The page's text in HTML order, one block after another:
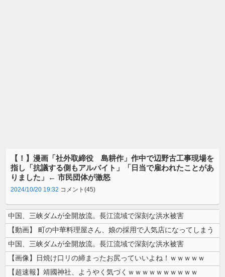
【！】漫画「社外取締役 島耕作」作中で辺野古工事現場を
指し「抗議する側もアルバイト」「日当で雇われたことがあ
りました」← 市民団体が激怒
2024/10/20 19:32 コメント(45)
中国、三峡ダムが全開放流。長江流域で深刻な洪水被害
【動画】 町の中華料理屋さん、娘の採用で人気店になってしまう
中国、三峡ダムが全開放流。長江流域で深刻な洪水被害
【画像】日焼け口リの締まったお尻っていいよね！ｗｗｗｗｗ
【超速報】靖國神社、ようやく気づくｗｗｗｗｗｗｗｗｗｗ